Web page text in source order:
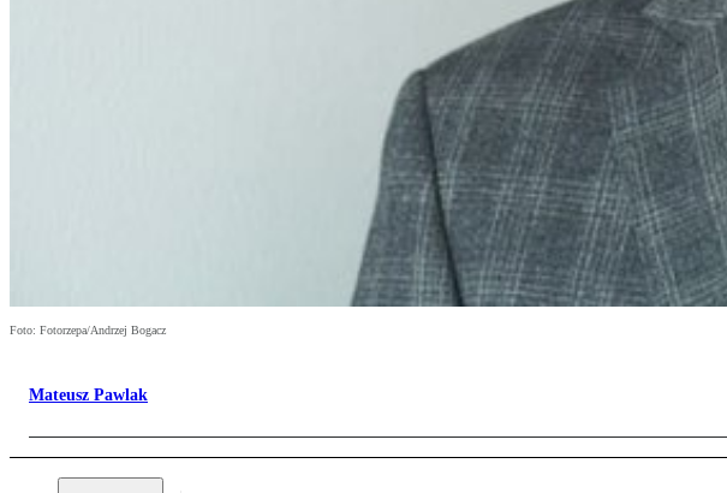
Foto: Fotorzepa/Andrzej Bogacz
Mateusz Pawlak